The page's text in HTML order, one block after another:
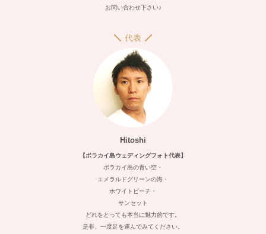
お問い合わせ下さい♪
代表
Hitoshi
【ボラカイ島ウェディングフォト代表】
ボラカイ島の青い空・
エメラルドグリーンの海・
ホワイトビーチ・
サンセット
どれをとっても本当に魅力的です。
是非、一度足を運んでみてください。